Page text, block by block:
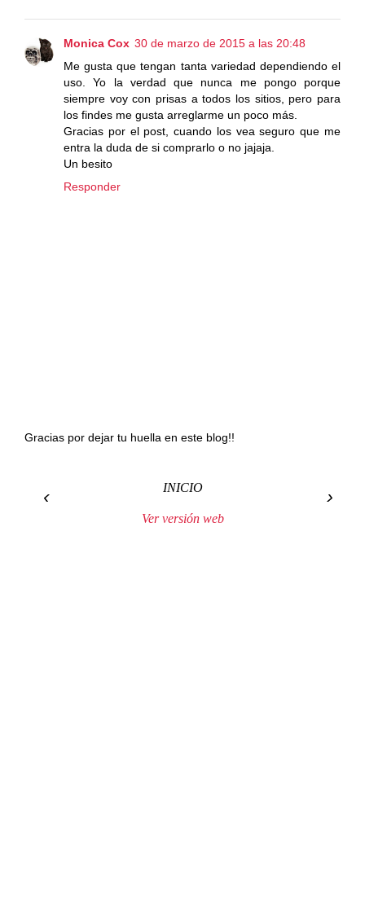
Monica Cox 30 de marzo de 2015 a las 20:48
Me gusta que tengan tanta variedad dependiendo el
uso. Yo la verdad que nunca me pongo porque
siempre voy con prisas a todos los sitios, pero para
los findes me gusta arreglarme un poco más.
Gracias por el post, cuando los vea seguro que me
entra la duda de si comprarlo o no jajaja.
Un besito
Responder
Gracias por dejar tu huella en este blog!!
‹ ›
INICIO
Ver versión web